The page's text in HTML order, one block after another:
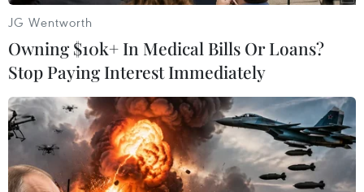
Theo dõi VietnamPlus
JG Wentworth
Owning $10k+ In Medical Bills Or Loans?
Stop Paying Interest Immediately